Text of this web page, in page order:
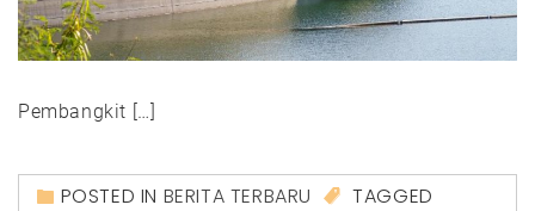
Pembangkit […]
POSTED IN BERITA TERBARU
TAGGED